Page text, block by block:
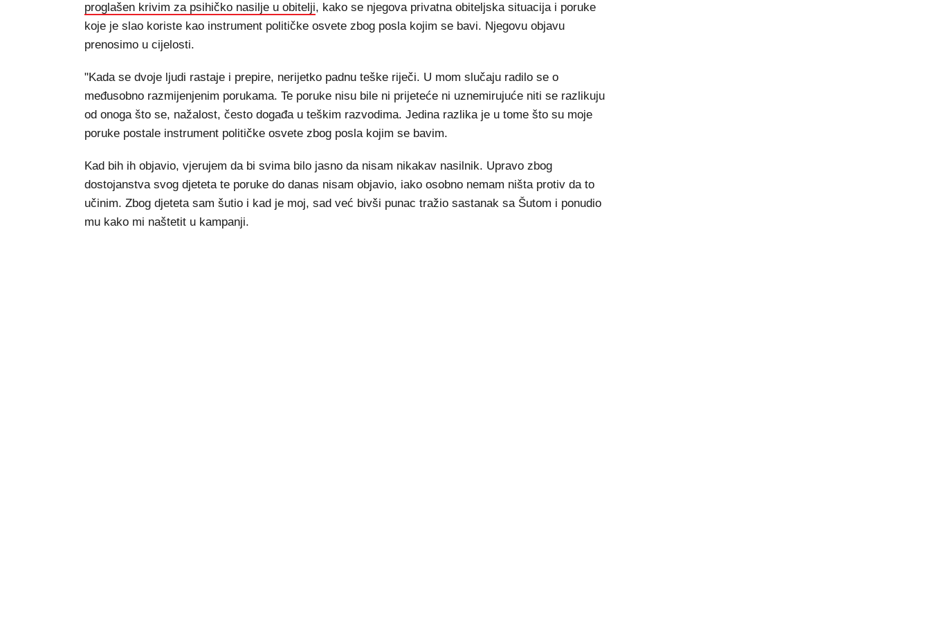
proglašen krivim za psihičko nasilje u obitelji, kako se njegova privatna obiteljska situacija i poruke
koje je slao koriste kao instrument političke osvete zbog posla kojim se bavi. Njegovu objavu
prenosimo u cijelosti.
"Kada se dvoje ljudi rastaje i prepire, nerijetko padnu teške riječi. U mom slučaju radilo se o
međusobno razmijenjenim porukama. Te poruke nisu bile ni prijeteće ni uznemirujuće niti se razlikuju
od onoga što se, nažalost, često događa u teškim razvodima. Jedina razlika je u tome što su moje
poruke postale instrument političke osvete zbog posla kojim se bavim.
Kad bih ih objavio, vjerujem da bi svima bilo jasno da nisam nikakav nasilnik. Upravo zbog
dostojanstva svog djeteta te poruke do danas nisam objavio, iako osobno nemam ništa protiv da to
učinim. Zbog djeteta sam šutio i kad je moj, sad već bivši punac tražio sastanak sa Šutom i ponudio
mu kako mi naštetit u kampanji.